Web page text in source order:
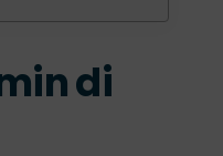
di